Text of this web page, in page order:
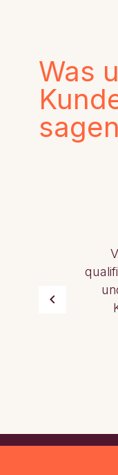
Was
sagen